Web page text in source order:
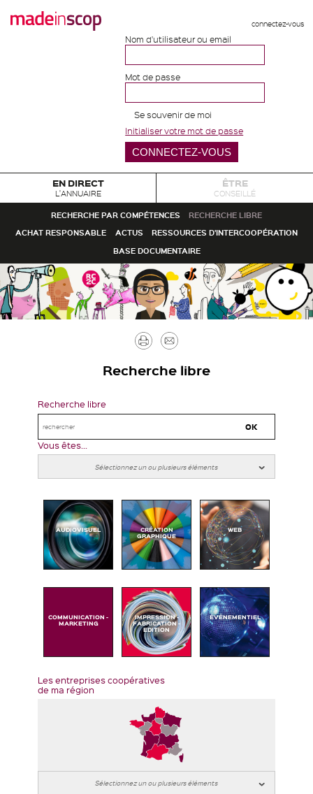
connectez-vous
Nom d'utilisateur ou email
Mot de passe
Se souvenir de moi
Initialiser votre mot de passe
EN DIRECT
L'ANNUAIRE
ÊTRE
CONSEILLÉ
RECHERCHE PAR COMPÉTENCES
RECHERCHE LIBRE
ACHAT RESPONSABLE
ACTUS
RESSOURCES D'INTERCOOPÉRATION
BASE DOCUMENTAIRE
Imprimer
Recherche libre
Recherche libre
Vous êtes...
AUDIOVISUEL CRÉATION
GRAPHIQUE
WEB
COMMUNICATION -
MARKETING
IMPRESSION -
FABRICATION -
EDITION
ÉVÉNEMENTIEL
Les entreprises coopératives
de ma région